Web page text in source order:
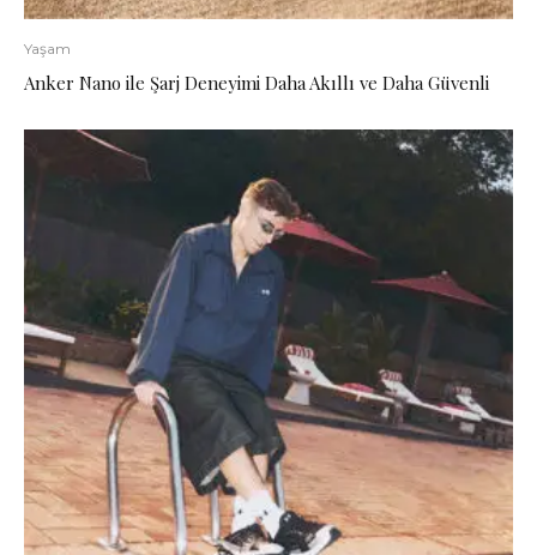
Yaşam
Anker Nano ile Şarj Deneyimi Daha Akıllı ve Daha Güvenli